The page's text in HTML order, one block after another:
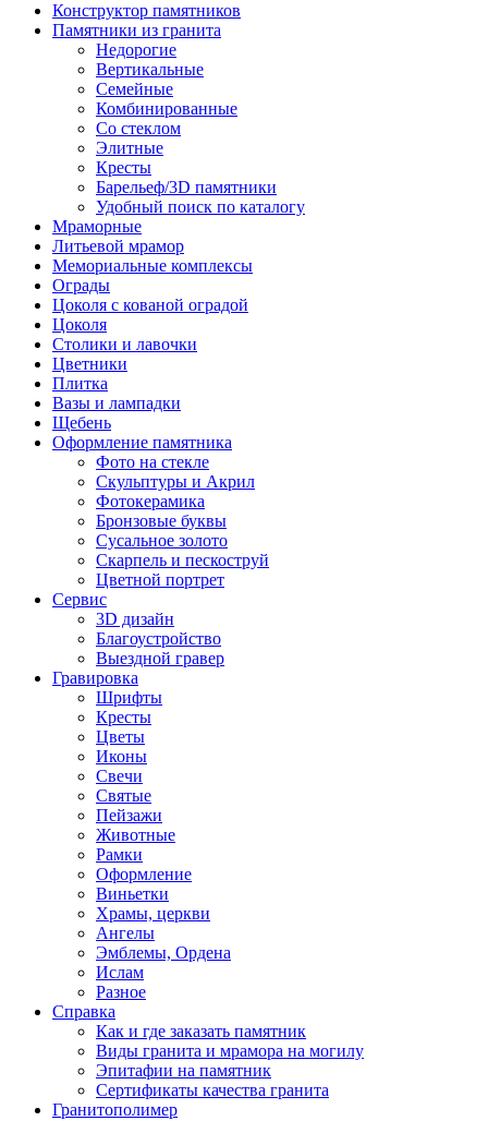
Конструктор памятников
Памятники из гранита
Недорогие
Вертикальные
Семейные
Комбинированные
Со стеклом
Элитные
Кресты
Барельеф/3D памятники
Удобный поиск по каталогу
Мраморные
Литьевой мрамор
Мемориальные комплексы
Ограды
Цоколя с кованой оградой
Цоколя
Столики и лавочки
Цветники
Плитка
Вазы и лампадки
Щебень
Оформление памятника
Фото на стекле
Скульптуры и Акрил
Фотокерамика
Бронзовые буквы
Сусальное золото
Скарпель и пескоструй
Цветной портрет
Сервис
3D дизайн
Благоустройство
Выездной гравер
Гравировка
Шрифты
Кресты
Цветы
Иконы
Свечи
Святые
Пейзажи
Животные
Рамки
Оформление
Виньетки
Храмы, церкви
Ангелы
Эмблемы, Ордена
Ислам
Разное
Справка
Как и где заказать памятник
Виды гранита и мрамора на могилу
Эпитафии на памятник
Сертификаты качества гранита
Гранитополимер